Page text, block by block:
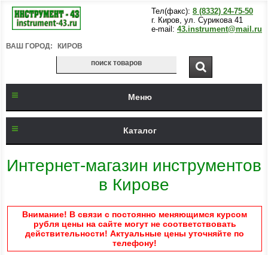
Тел(факс): 8 (8332) 24-75-50
г. Киров, ул. Сурикова 41
e-mail: 43.instrument@mail.ru
ВАШ ГОРОД: КИРОВ
Меню
Каталог
Интернет-магазин инструментов
в Кирове
Внимание! В связи с постоянно меняющимся курсом
рубля цены на сайте могут не соответствовать
действительности! Актуальные цены уточняйте по
телефону!